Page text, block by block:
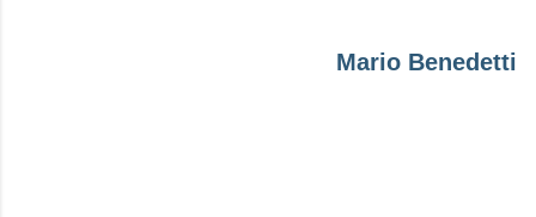
Mario Benedetti